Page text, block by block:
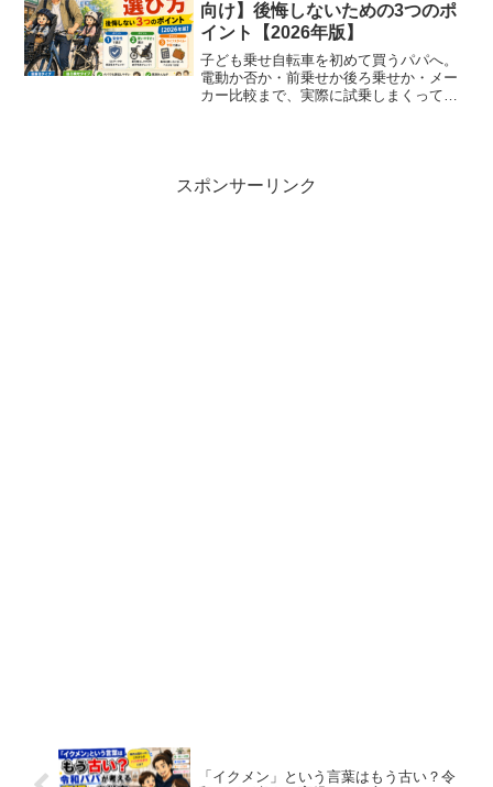
向け】後悔しないための3つのポ
イント【2026年版】
子ども乗せ自転車を初めて買うパパへ。
電動か否か・前乗せか後ろ乗せか・メー
カー比較まで、実際に試乗しまくって選
スポンサーリンク
「イクメン」という言葉はもう古い？令